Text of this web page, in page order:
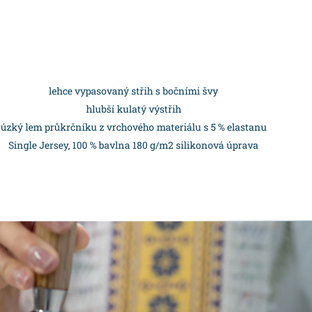
lehce vypasovaný střih s bočními švy
hlubší kulatý výstřih
úzký lem průkrčníku z vrchového materiálu s 5 % elastanu
Single Jersey, 100 % bavlna 180 g/m2 silikonová úprava